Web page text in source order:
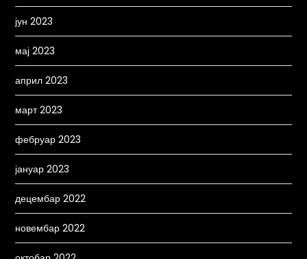
јун 2023
мај 2023
април 2023
март 2023
фебруар 2023
јануар 2023
децембар 2022
новембар 2022